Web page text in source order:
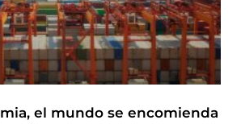
el mundo se encomienda